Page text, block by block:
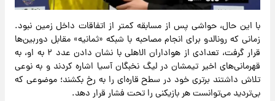
با این حال، حواشی پس از مسابقه کمتر از اتفاقات داخل زمین نبود.
زمانی که رونالدو برای انجام مصاحبه با شبکه «ثمانیه» مقابل دوربین‌ها
قرار گرفت، تعدادی از هواداران الاهلی با نشان دادن عدد ۲ به او، به
قهرمانی‌های اخیر تیمشان در لیگ نخبگان آسیا اشاره کردند و به نوعی
تلاش داشتند برتری خود در سطح قاره‌ای را به رخ بکشند؛ موضوعی که
بی‌تردید می‌توانست هر بازیکنی را تحت فشار قرار دهد.